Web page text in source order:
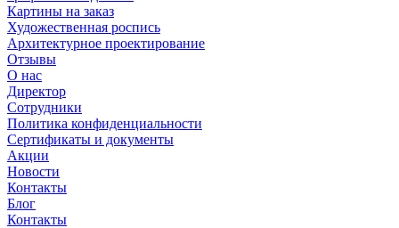
Картины на заказ
Художественная роспись
Архитектурное проектирование
Отзывы
О нас
Директор
Сотрудники
Политика конфиденциальности
Сертификаты и документы
Акции
Новости
Контакты
Блог
Контакты